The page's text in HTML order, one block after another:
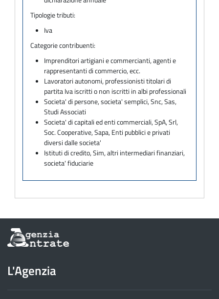
Tipologie tributi:
Iva
Categorie contribuenti:
Imprenditori artigiani e commercianti, agenti e
rappresentanti di commercio, ecc.
Lavoratori autonomi, professionisti titolari di
partita Iva iscritti o non iscritti in albi professionali
Societa' di persone, societa' semplici, Snc, Sas,
Studi Associati
Societa' di capitali ed enti commerciali, SpA, Srl,
Soc. Cooperative, Sapa, Enti pubblici e privati
diversi dalle societa'
Istituti di credito, Sim, altri intermediari finanziari,
societa' fiduciarie
Informazioni
sul
dell'Agenzia
delle
Entrate
L'Agenzia